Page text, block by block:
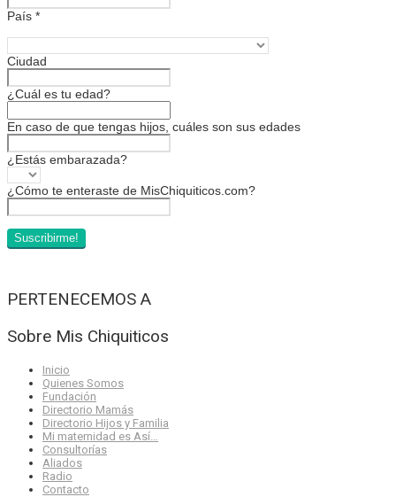
País *
Ciudad
¿Cuál es tu edad?
En caso de que tengas hijos, cuáles son sus edades
¿Estás embarazada?
¿Cómo te enteraste de MisChiquiticos.com?
PERTENECEMOS A
Sobre Mis Chiquiticos
Inicio
Quienes Somos
Fundación
Directorio Mamás
Directorio Hijos y Familia
Mi maternidad es Así…
Consultorías
Aliados
Radio
Contacto